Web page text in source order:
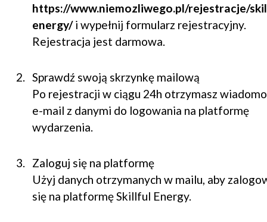
https://www.niemozliwego.pl/rejestracje/
energy/i wypełnij formularz rejestracyjny.
Rejestracja jest darmowa.
Sprawdź swoją skrzynkę mailową
Po rejestracji w ciągu 24h otrzymasz
e-mail z danymi do logowania na platformę
wydarzenia.
Zaloguj się na platformę
Użyj danych otrzymanych w mailu, aby
się na platformę Skillful Energy.